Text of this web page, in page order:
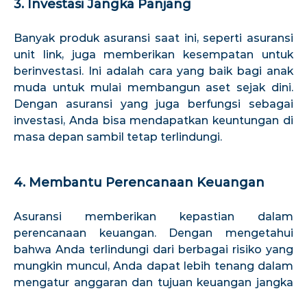
3. Investasi Jangka Panjang
Banyak produk asuransi saat ini, seperti asuransi
unit link, juga memberikan kesempatan untuk
berinvestasi. Ini adalah cara yang baik bagi anak
muda untuk mulai membangun aset sejak dini.
Dengan asuransi yang juga berfungsi sebagai
investasi, Anda bisa mendapatkan keuntungan di
masa depan sambil tetap terlindungi.
4. Membantu Perencanaan Keuangan
Asuransi memberikan kepastian dalam
perencanaan keuangan. Dengan mengetahui
bahwa Anda terlindungi dari berbagai risiko yang
mungkin muncul, Anda dapat lebih tenang dalam
mengatur anggaran dan tujuan keuangan jangka